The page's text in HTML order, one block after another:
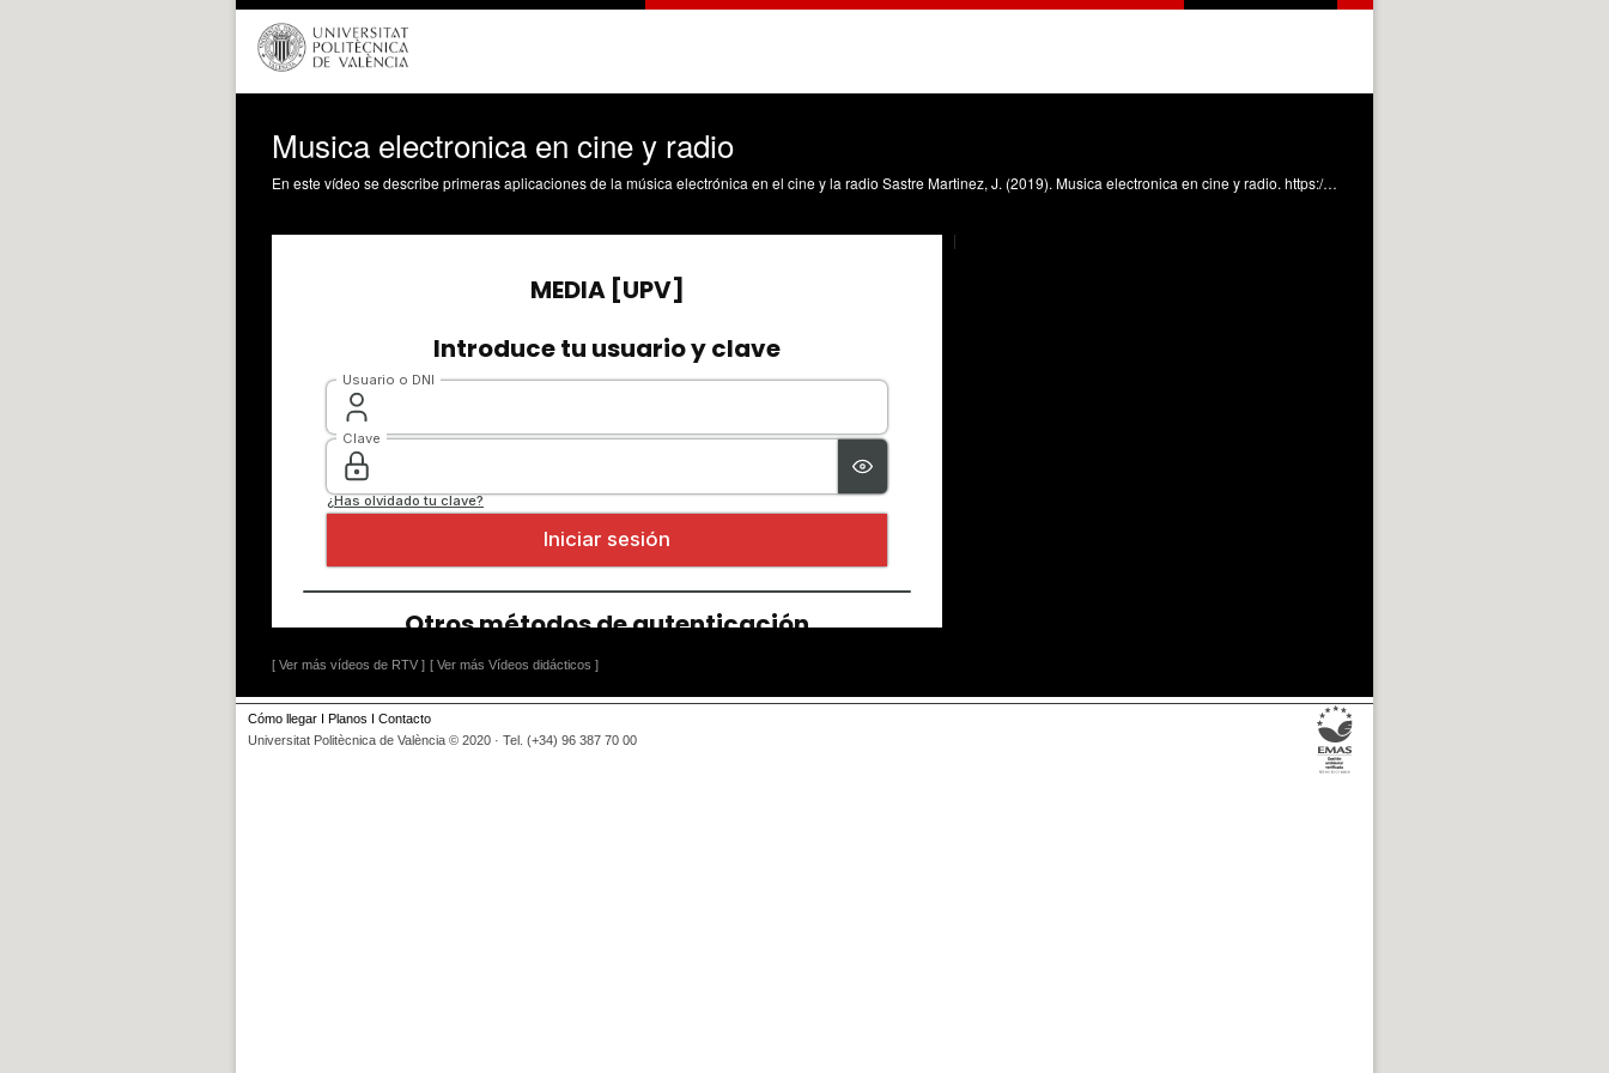
Musica electronica en cine y radio
En este vídeo se describe primeras aplicaciones de la música electrónica en el cine y la radio Sastre Martinez, J. (2019). Musica electronica en cine y radio. https://riunet.upv.es/handle/10251/121653 DER
[ Ver más vídeos de RTV ] [ Ver más Vídeos didácticos ]
Cómo llegar I Planos I Contacto
Universitat Politècnica de València © 2020 · Tel. (+34) 96 387 70 00